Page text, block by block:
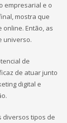
empresarial e o
mostra que
Então, as
universo.
de
de atuar junto
digital e
diversos tipos de